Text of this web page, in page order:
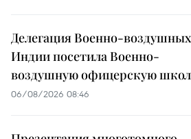
Делегация Военно-
Индии посетила Военно-
воздушную офицерскую
06/08/2026 08:46